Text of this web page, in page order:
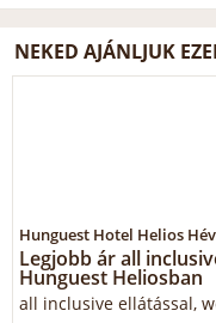
NEKED AJÁNLJUK
Hunguest Hotel Helios
Legjobb ár all
Hunguest Heliosban
all inclusive ellátással,